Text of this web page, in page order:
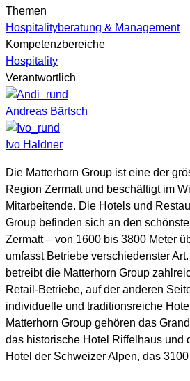
Themen
Hospitalityberatung & Management
Kompetenzbereiche
Hospitality
Verantwortlich
Andreas Bärtsch
Ivo Haldner
Die Matterhorn Group ist eine der
Region Zermatt und beschäftigt im
Mitarbeitende. Die Hotels und
Group befinden sich an den
Zermatt – von 1600 bis 3800 Meter
umfasst Betriebe verschiedenster
betreibt die Matterhorn Group
Retail-Betriebe, auf der anderen
individuelle und traditionsreiche
Matterhorn Group gehören das
das historische Hotel Riffelhaus und
Hotel der Schweizer Alpen, das